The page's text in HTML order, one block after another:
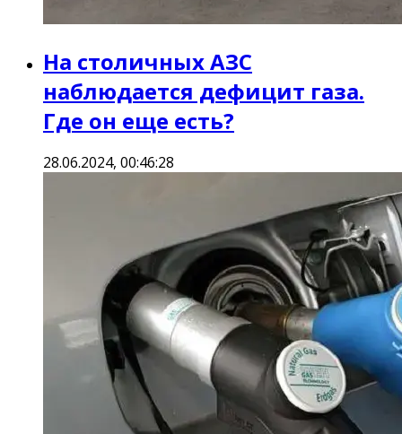
На столичных АЗС
наблюдается дефицит газа.
Где он еще есть?
28.06.2024, 00:46:28